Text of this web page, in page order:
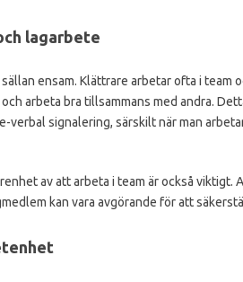
lagarbete
ensam. Klättrare arbetar ofta i team
arbeta bra tillsammans med andra.
verbal signalering, särskilt när man
av att arbeta i team är också viktigt.
kan vara avgörande för att